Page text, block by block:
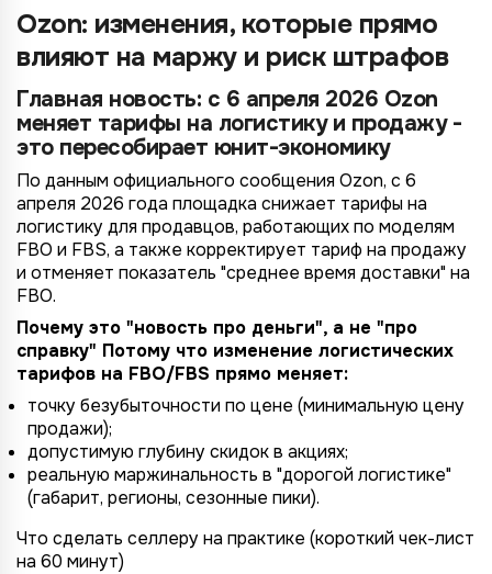
Ozon: изменения, которые прямо
влияют на маржу и риск штрафов
Главная новость: с 6 апреля 2026 Ozon
меняет тарифы на логистику и продажу -
это пересобирает юнит-экономику
По данным официального сообщения Ozon, с 6
апреля 2026 года площадка снижает тарифы на
логистику для продавцов, работающих по моделям
FBO и FBS, а также корректирует тариф на продажу
и отменяет показатель "среднее время доставки" на
FBO.
Почему это "новость про деньги", а не "про
справку" Потому что изменение логистических
тарифов на FBO/FBS прямо меняет:
точку безубыточности по цене (минимальную цену
продажи);
допустимую глубину скидок в акциях;
реальную маржинальность в "дорогой логистике"
(габарит, регионы, сезонные пики).
Что сделать селлеру на практике (короткий чек-лист
на 60 минут)